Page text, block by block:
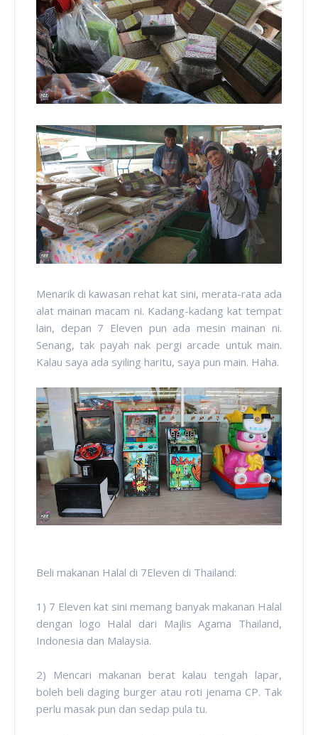
Menarik di kawasan rehat kat sini, merata-rata ada
alat mainan macam ni. Kadang-kadang kat tempat
lain, depan 7 Eleven pun ada mesin mainan ni.
Senang, tak payah nak pergi arcade untuk main.
Kalau saya ada syiling haritu, saya pun main. Haha.
Beli makanan Halal di 7Eleven di Thailand:
1) 7 Eleven kat sini memang banyak makanan Halal
dengan logo Halal dari Majlis Agama Thailand,
Indonesia dan Malaysia.
2) Mencari makanan berat kalau tengah lapar,
boleh beli daging burger atau roti jenama CP. Tak
perlu masak pun dan sedap pula tu.